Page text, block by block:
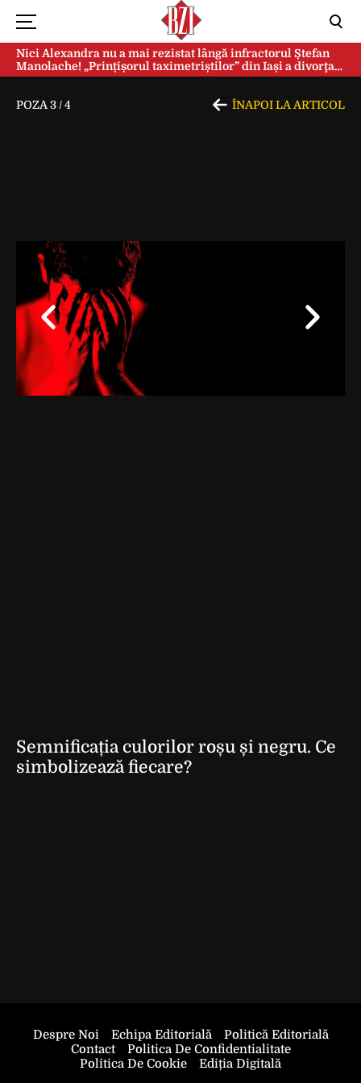
Nici Alexandra nu a mai rezistat lângă infractorul Ștefan
Manolache! „Prințișorul taximetriștilor” din Iași a divorţat
după doi ani de căsnicie
POZA 3 /4 ÎNAPOI LA ARTICOL
Semnificația culorilor roșu și negru. Ce
simbolizează fiecare?
Despre Noi Echipa Editorială
Politică Editorială
Contact
Politica De Confidentialitate
Politica De Cookie
Ediția Digitală